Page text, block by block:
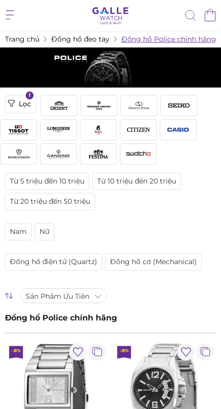
Trang chủ Đồng hồ đeo tay Đồng hồ Police chính hãng
Lọc
1
Từ 5 triệu đến 10 triệu Từ 10 triệu đến 20 triệu
Từ 20 triệu đến 50 triệu
Nam Nữ
Đồng hồ điện tử (Quartz) Đồng hồ cơ (Mechanical)
Đồng hồ Police chính hãng
Sản Phẩm Ưu Tiên
-8% -8%